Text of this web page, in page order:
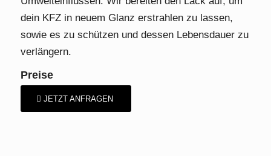
dein KFZ in neuem Glanz erstrahlen zu lassen,
sowie es zu schützen und dessen Lebensdauer zu
verlängern.
Preise
JETZT ANFRAGEN